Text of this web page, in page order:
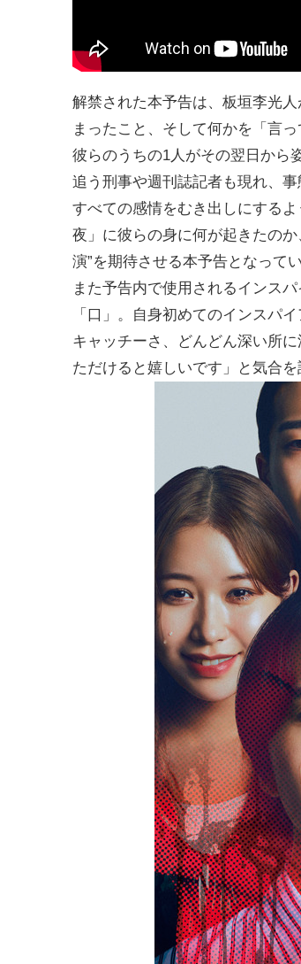
解禁された本予告は、板垣李光
まったこと、そして何かを「言
彼らのうちの1人がその翌日から
追う刑事や週刊誌記者も現れ、
すべての感情をむき出しにする
夜」に彼らの身に何が起きたの
演”を期待させる本予告となってい
また予告内で使用されるインス
「口」。自身初めてのインスパ
キャッチーさ、どんどん深い所
ただけると嬉しいです」と気合を